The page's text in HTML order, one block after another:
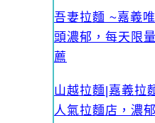
吾妻拉麵 ~嘉義
頭濃郁，每天限
薦
山越拉麵|嘉義拉
人氣拉麵店，濃